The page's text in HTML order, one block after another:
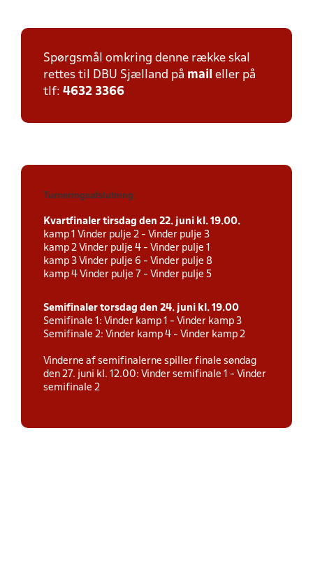
Spørgsmål omkring denne række skal
rettes til DBU Sjælland på mail eller på
tlf: 4632 3366
Turneringsafslutning:
Kvartfinaler tirsdag den 22. juni kl. 19.00.
kamp 1 Vinder pulje 2 - Vinder pulje 3
kamp 2 Vinder pulje 4 - Vinder pulje 1
kamp 3 Vinder pulje 6 - Vinder pulje 8
kamp 4 Vinder pulje 7 - Vinder pulje 5
Semifinaler torsdag den 24. juni kl. 19.00
Semifinale 1: Vinder kamp 1 - Vinder kamp 3
Semifinale 2: Vinder kamp 4 - Vinder kamp 2
Vinderne af semifinalerne spiller finale søndag
den 27. juni kl. 12.00: Vinder semifinale 1 - Vinder
semifinale 2